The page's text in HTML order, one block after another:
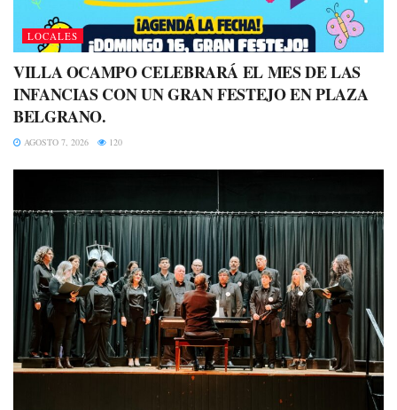
LOCALES
VILLA OCAMPO CELEBRARÁ EL MES DE LAS
INFANCIAS CON UN GRAN FESTEJO EN PLAZA
BELGRANO.
AGOSTO 7, 2026 120